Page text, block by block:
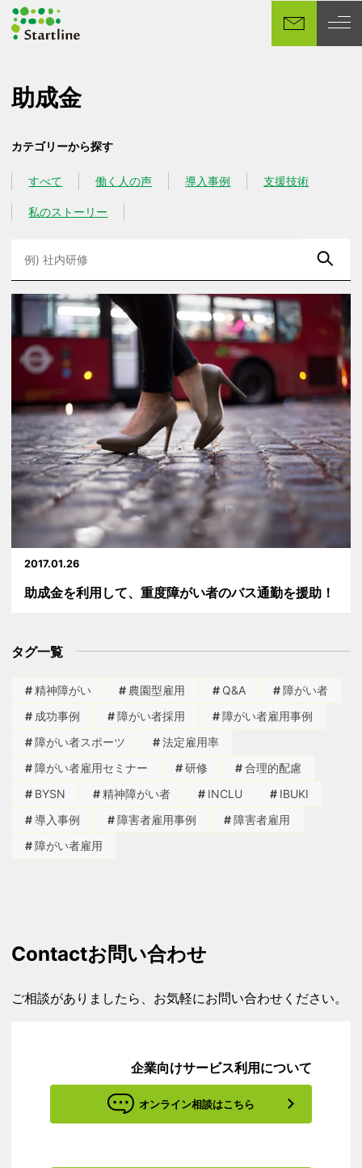
イ
テ
へ
移
助成金
カテゴリーから探す
カテゴリー
すべて
カテゴリー
働く人の声
カテゴリー
導入事例
カテゴリー
支援技術
カテゴリー
私のストーリー
2017.01.26
助成金を利用して、重度障がい者のバス通勤を援助！
タグ一覧
精神障がい 農園型雇用 Q&A
障がい者
成功事例
障がい者採用
障がい者雇用事例
障がい者スポーツ
法定雇用率
障がい者雇用セミナー
研修
合理的配慮
BYSN
精神障がい者 INCLU
IBUKI
導入事例
障害者雇用事例
障害者雇用
障がい者雇用
Contactお問い合わせ
ご相談がありましたら、お気軽にお問い合わせください。
企業向けサービス利用について
オンライン相談はこちら